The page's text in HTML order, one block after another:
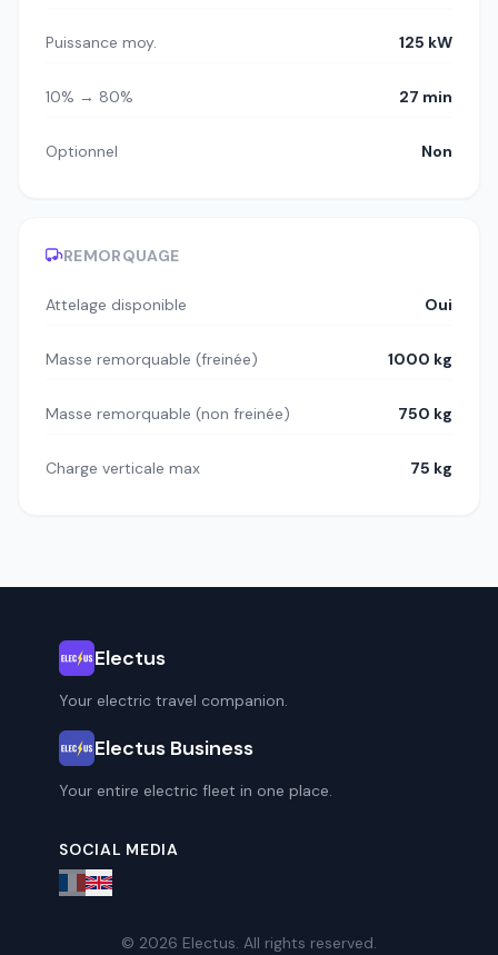
Puissance moy. 125 kW
10% → 80% 27 min
Optionnel Non
REMORQUAGE
Attelage disponible Oui
Masse remorquable (freinée) 1000 kg
Masse remorquable (non freinée) 750 kg
Charge verticale max 75 kg
Electus
Your electric travel companion.
Electus Business
Your entire electric fleet in one place.
SOCIAL MEDIA
© 2026 Electus. All rights reserved.